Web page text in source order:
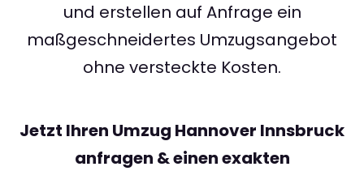
und erstellen auf Anfrage ein
maßgeschneidertes Umzugsangebot
ohne versteckte Kosten.
Jetzt Ihren Umzug Hannover Innsbruck
anfragen & einen exakten